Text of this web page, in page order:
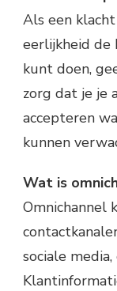
Als een
eerlijkheid de
kunt doen,
zorg dat je je
accepteren
kunnen
Wat is
Omnichannel
sociale